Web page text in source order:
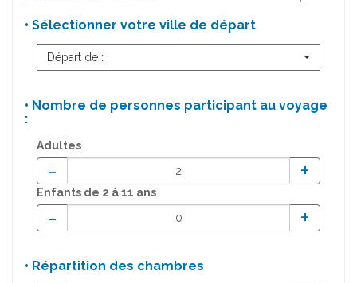
• Sélectionner votre ville de départ
Départ de :
• Nombre de personnes participant au voyage
:
Adultes
- +
Enfants de 2 à 11 ans
- +
• Répartition des chambres